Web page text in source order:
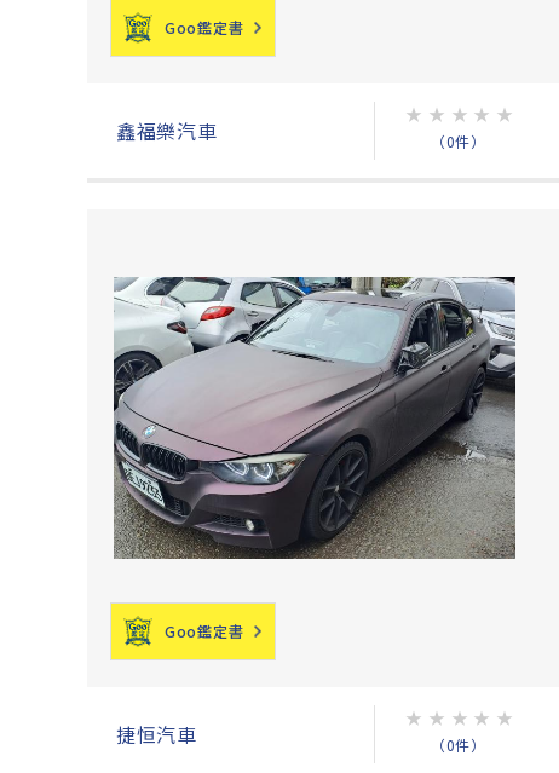
Goo鑑定書
鑫福樂汽車
★ ★ ★ ★ ★
（0件）
Goo鑑定書
捷恒汽車
★ ★ ★ ★ ★
（0件）